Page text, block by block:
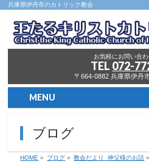
兵庫県伊丹市のカトリック教会
お気軽にお問い合
TEL 072-
〒664-0882 兵庫県伊丹
MENU
ブログ
HOME » ブログ » 教会だより_神父様のお話 »